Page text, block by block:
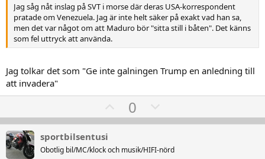
Jag såg nåt inslag på SVT i morse där deras USA-korrespondent
pratade om Venezuela. Jag är inte helt säker på exakt vad han sa,
men det var något om att Maduro bör "sitta still i båten". Det känns
som fel uttryck att använda.
Jag tolkar det som "Ge inte galningen Trump en anledning till
att invadera"
U
p
o
0
o
n
sportbilsentusi
Obotlig bil/MC/klock och musik/HIFI-nörd